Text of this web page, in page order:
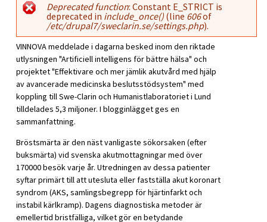
Felmeddelande
Deprecated function: Constant E_STRICT is
deprecated in include_once() (line 606of
/etc/drupal7/sweclarin.se/settings.php).
VINNOVA meddelade i dagarna besked inom den riktade
utlysningen "Artificiell intelligens för bättre hälsa" och
projektet "Effektivare och mer jämlik akutvård med hjälp
av avancerade medicinska beslutsstödsystem" med
koppling till Swe-Clarin och Humanistlaboratoriet i Lund
tilldelades 5,3 miljoner. I blogginlägget ges en
sammanfattning.
Bröstsmärta är den näst vanligaste sökorsaken (efter
buksmärta) vid svenska akutmottagningar med över
170000 besök varje år. Utredningen av dessa patienter
syftar primärt till att utesluta eller fastställa akut koronart
syndrom (AKS, samlingsbegrepp för hjärtinfarkt och
instabil kärlkramp). Dagens diagnostiska metoder är
emellertid bristfälliga, vilket gör en betydande